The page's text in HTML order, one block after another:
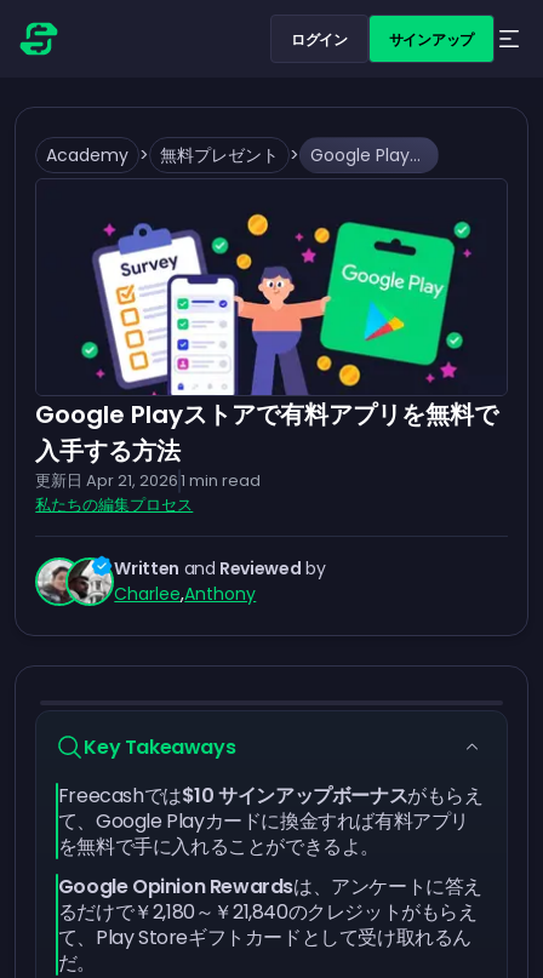
ログイン サインアップ
Academy > 無料プレゼント > Google Playストアで有料アプリを無料で入手する方法
Google Playストアで有料アプリを無料で
入手する方法
更新日 Apr 21, 20261 min read
私たちの編集プロセス
Written and Reviewed by
Charlee,Anthony
Key Takeaways
Freecashでは$10サインアップボーナスがもらえ
て、Google Playカードに換金すれば有料アプリ
を無料で手に入れることができるよ。
Google Opinion Rewardsは、アンケートに答え
るだけで￥2,180～￥21,840のクレジットがもらえ
て、Play Storeギフトカードとして受け取れるん
だ。